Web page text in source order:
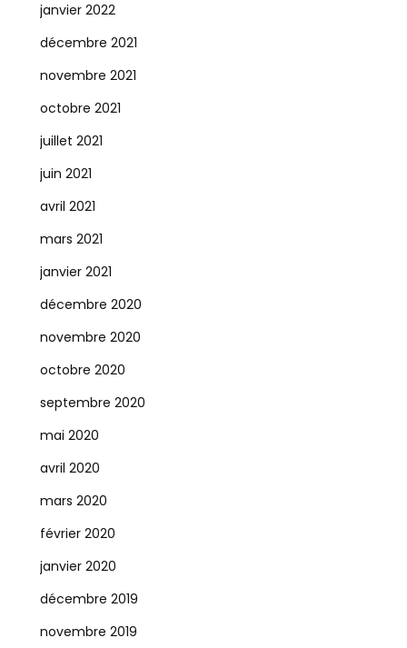
janvier 2022
décembre 2021
novembre 2021
octobre 2021
juillet 2021
juin 2021
avril 2021
mars 2021
janvier 2021
décembre 2020
novembre 2020
octobre 2020
septembre 2020
mai 2020
avril 2020
mars 2020
février 2020
janvier 2020
décembre 2019
novembre 2019